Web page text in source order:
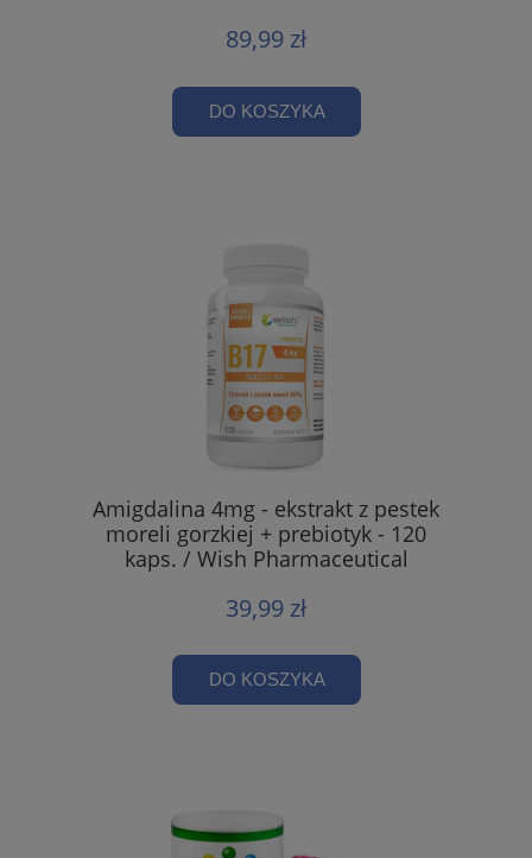
89,99 zł
DO KOSZYKA
Amigdalina 4mg - ekstrakt z pestek
moreli gorzkiej + prebiotyk - 120
kaps. / Wish Pharmaceutical
39,99 zł
DO KOSZYKA